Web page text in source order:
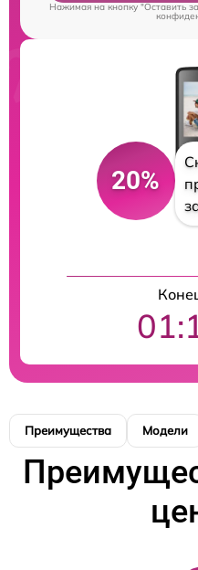
Нажимая на кнопку "Оставить
20%
Преимущества Модели